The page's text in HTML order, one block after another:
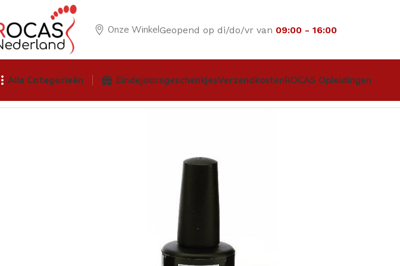
Onze WinkelGeopend op di/do/vr van 09:00 - 16:00
Alle Categorieën EindejaarsgeschenkjesVerzendkostenROCAS Opleidingen